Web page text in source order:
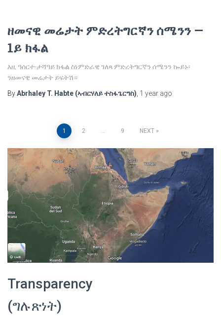
ዘመናዊ መሬታት ምድረትግርኛን ሰሜንን —
1ይ ክፋል
እዚ ዓሰርተ-ታሻዓይ ክፋል ስነምድራዊ ገለጻ ምድረትግርኛን ሰሜንን ኰይኑ፡
ንዘመናዊ መሬታት ይፍትሽ።
ByAbrhaley T. Habte (ኣብርሃለይ ተስፋጌርግስ) 1 year ago
pagination
1 2 … 9 NEXT
Transparency
(ግሉጽነት)